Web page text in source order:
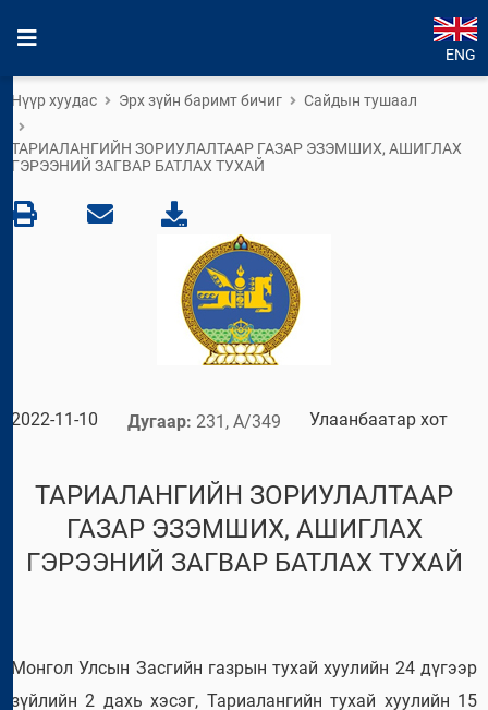
ENG
Нүүр хуудас Эрх зүйн баримт бичиг Сайдын тушаал
ТАРИАЛАНГИЙН ЗОРИУЛАЛТААР ГАЗАР ЭЗЭМШИХ, АШИГЛАХ
ГЭРЭЭНИЙ ЗАГВАР БАТЛАХ ТУХАЙ
2022-11-10 Дугаар: 231, А/349 Улаанбаатар хот
ТАРИАЛАНГИЙН ЗОРИУЛАЛТААР
ГАЗАР ЭЗЭМШИХ, АШИГЛАХ
ГЭРЭЭНИЙ ЗАГВАР БАТЛАХ ТУХАЙ
Монгол Улсын Засгийн газрын тухай хуулийн 24 дүгээр
зүйлийн 2 дахь хэсэг, Тариалангийн тухай хуулийн 15